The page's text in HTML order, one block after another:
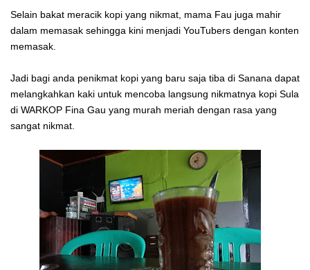
Selain bakat meracik kopi yang nikmat, mama Fau juga mahir
dalam memasak sehingga kini menjadi YouTubers dengan konten
memasak.
Jadi bagi anda penikmat kopi yang baru saja tiba di Sanana dapat
melangkahkan kaki untuk mencoba langsung nikmatnya kopi Sula
di WARKOP Fina Gau yang murah meriah dengan rasa yang
sangat nikmat.